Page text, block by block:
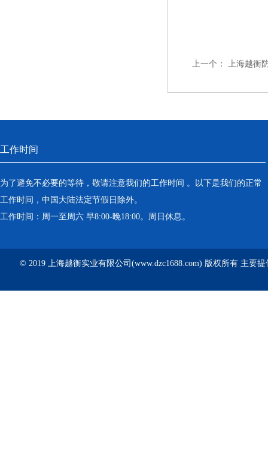
上一个： 上海越衡
工作时间
为了避免不必要的等待，敬请注意我们的工作时间 。以下是我们的正常
工作时间，中国大陆法定节假日除外。
工作时间：周一至周六 早8:00-晚18:00。周日休息。
© 2019 上海越衡实业有限公司(www.dzc1688.com) 版权所有 主要提